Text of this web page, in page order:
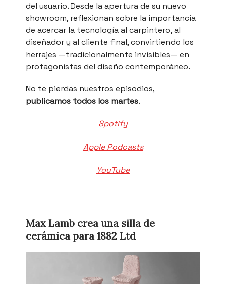
del usuario. Desde la apertura de su nuevo
showroom, reflexionan sobre la importancia
de acercar la tecnología al carpintero, al
diseñador y al cliente final, convirtiendo los
herrajes —tradicionalmente invisibles— en
protagonistas del diseño contemporáneo.
No te pierdas nuestros episodios,
publicamos todos los martes.
Spotify
Apple Podcasts
YouTube
Max Lamb crea una silla de
cerámica para 1882 Ltd